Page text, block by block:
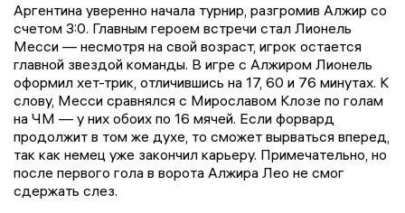
Аргентина уверенно начала турнир, разгромив Алжир со
счетом 3:0. Главным героем встречи стал Лионель
Месси — несмотря на свой возраст, игрок остается
главной звездой команды. В игре с Алжиром Лионель
оформил хет-трик, отличившись на 17, 60 и 76 минутах. К
слову, Месси сравнялся с Мирославом Клозе по голам
на ЧМ — у них обоих по 16 мячей. Если форвард
продолжит в том же духе, то сможет вырваться вперед,
так как немец уже закончил карьеру. Примечательно, но
после первого гола в ворота Алжира Лео не смог
сдержать слез.